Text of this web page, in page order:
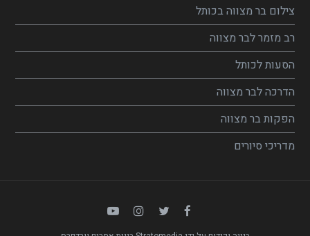
צילום בר מצווה בכותל
רב מזמר לבר מצווה
הסעות לכותל
הדרכה לבר מצווה
הפקות בר מצווה
מדריכי סיורים